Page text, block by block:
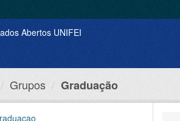
Grupos Graduação